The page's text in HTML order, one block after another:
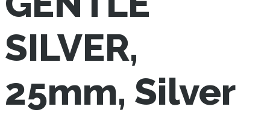
SILVER,
25mm, Silver